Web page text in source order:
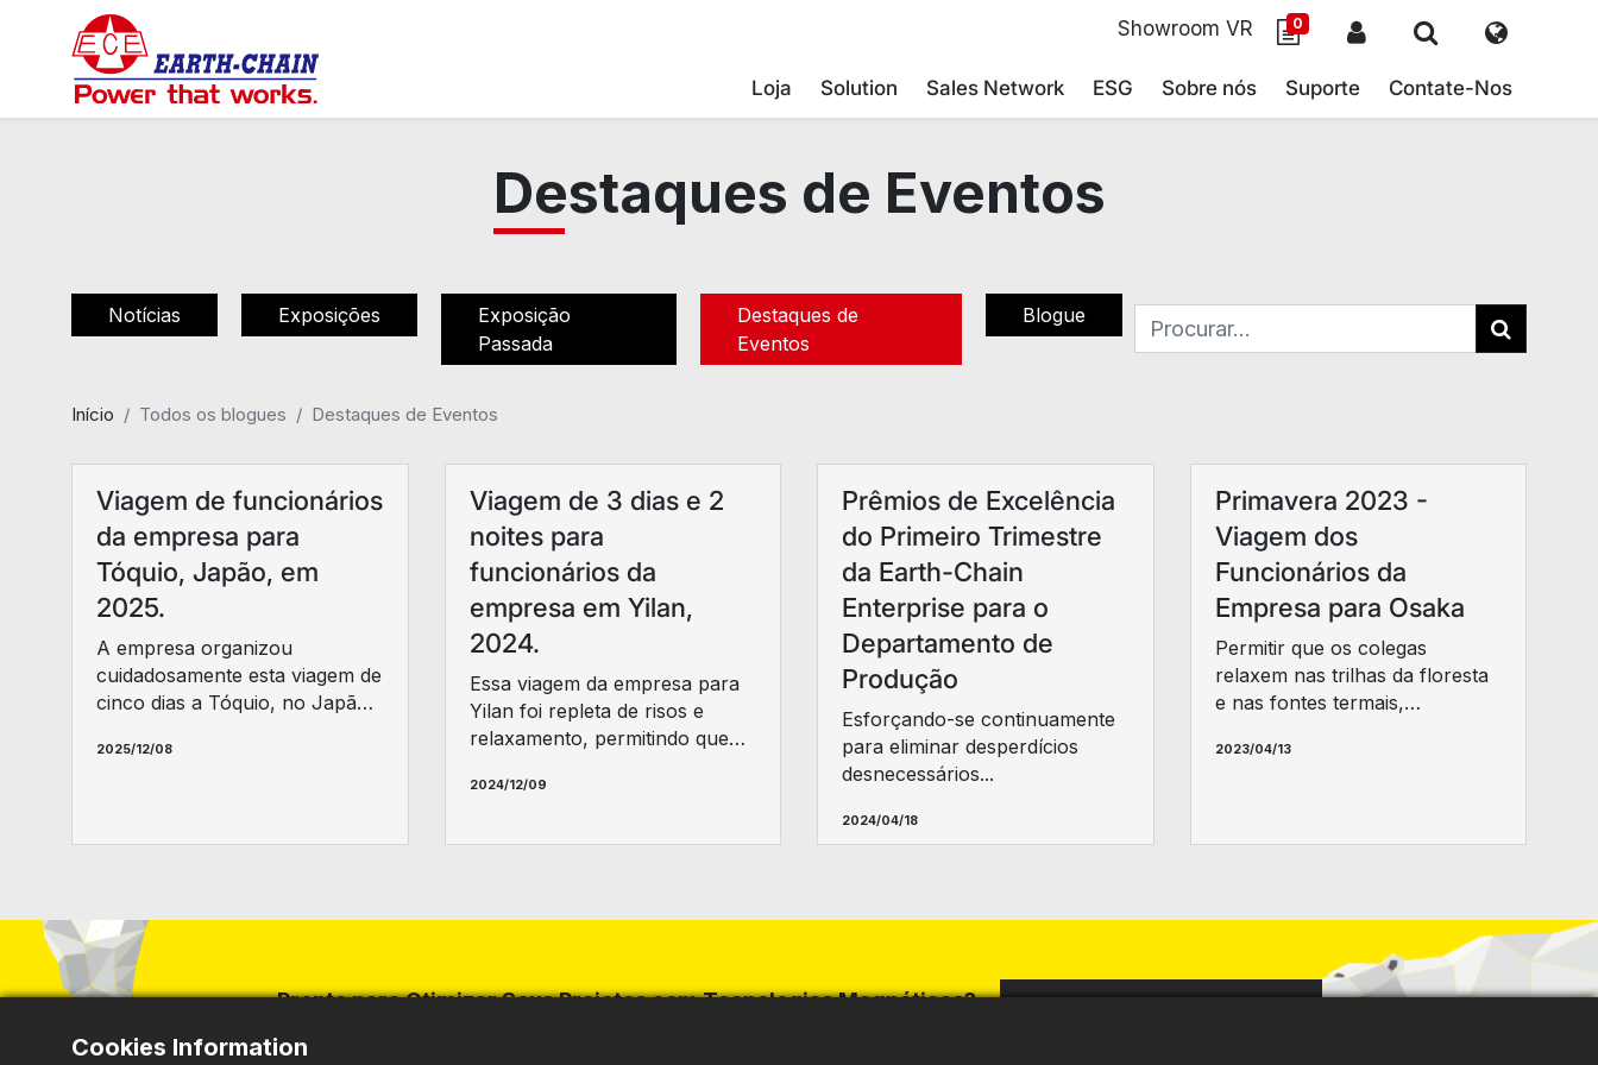
Loja Solution Sales Network ESG Sobre nós Suporte Contate-Nos
0
Showroom VR
Destaques de Eventos
Notícias Exposições
Exposição
Passada
Destaques de
Eventos
Blogue
Início Todos os blogues Destaques de Eventos
Viagem de funcionários
da empresa para
Tóquio, Japão, em
2025.
A empresa organizou
cuidadosamente esta viagem de
cinco dias a Tóquio, no Japão,
relaxassem, recarregassem as
2025/12/08
Viagem de 3 dias e 2
noites para
funcionários da
empresa em Yilan,
2024.
Essa viagem da empresa para
Yilan foi repleta de risos e
relaxamento, permitindo que
energias com belas paisagens e
fortalecíamos mais uma vez o
2024/12/09
Prêmios de Excelência
do Primeiro Trimestre
da Earth-Chain
Enterprise para o
Departamento de
Produção
Esforçando-se continuamente
para eliminar desperdícios
desnecessários...
2024/04/18
Primavera 2023 -
Viagem dos
Funcionários da
Empresa para Osaka
Permitir que os colegas
relaxem nas trilhas da floresta
e nas fontes termais,
equipe e criando memórias
2023/04/13
Pronto para Otimizar Seus Projetos com Tecnologias Magnéticas?
Cookies Information